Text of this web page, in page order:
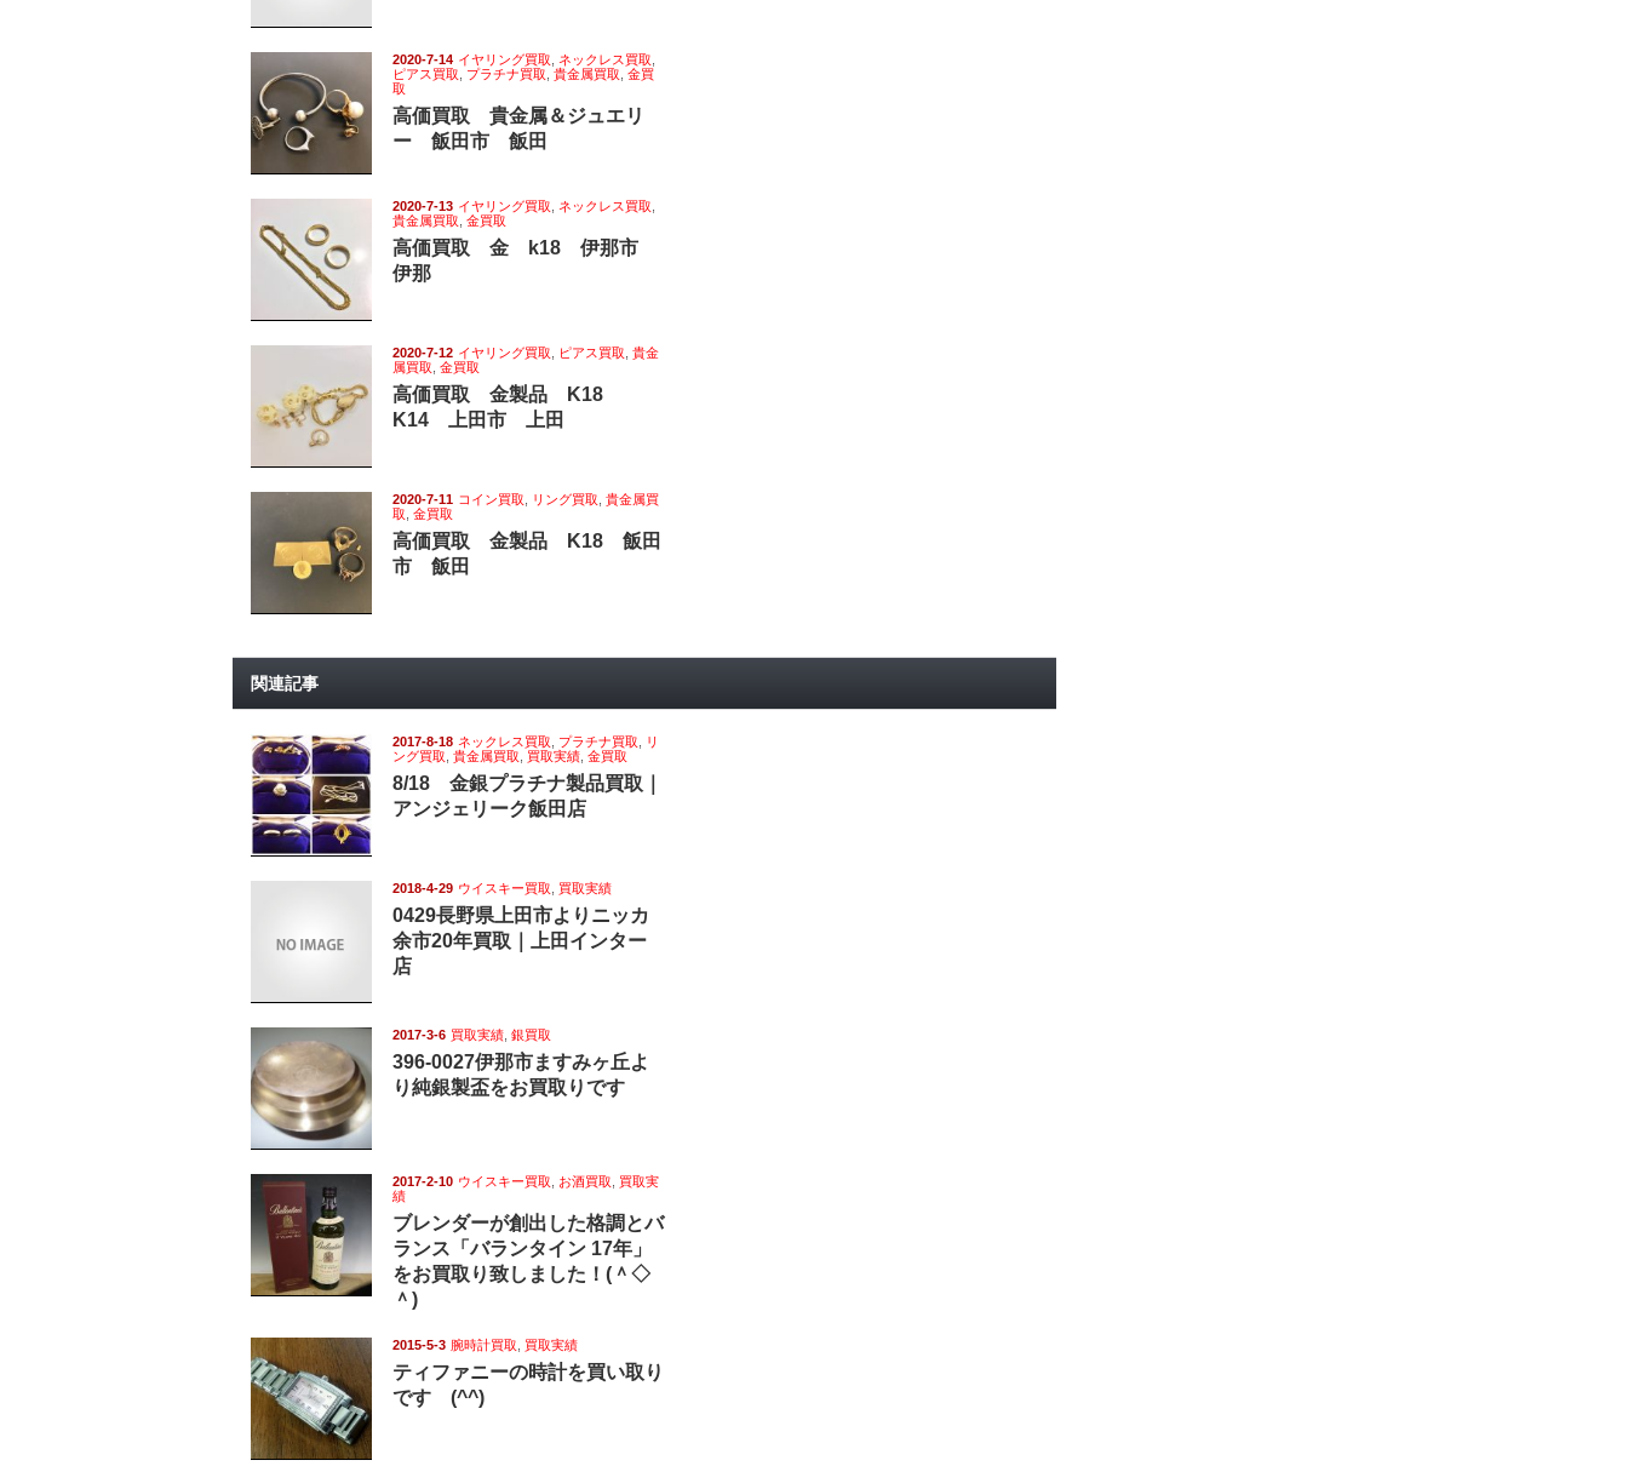
2020-7-14 イヤリング買取 ネックレス買取
ピアス買取
プラチナ買取 貴金属買取 金買
取
高価買取 貴金属＆ジュエリ
ー 飯田市 飯田
2020-7-13 イヤリング買取 ネックレス買取
貴金属買取 金買取
高価買取 金 k18 伊那市
伊那
2020-7-12 イヤリング買取 ピアス買取 貴金
属買取 金買取
高価買取 金製品 K18
K14 上田市 上田
2020-7-11 コイン買取 リング買取 貴金属買
取 金買取
高価買取 金製品 K18 飯田
市 飯田
関連記事
2017-8-18 ネックレス買取 プラチナ買取
リ
ング買取 貴金属買取 買取実績 金買取
8/18 金銀プラチナ製品買取｜
アンジェリーク飯田店
2018-4-29 ウイスキー買取 買取実績
0429長野県上田市よりニッカ
余市20年買取｜上田インター
店
2017-3-6 買取実績 銀買取
396-0027伊那市ますみヶ丘よ
り純銀製盃をお買取りです
2017-2-10 ウイスキー買取 お酒買取
買取実
績
ブレンダーが創出した格調とバ
ランス「バランタイン 17年」
をお買取り致しました！(＾◇
＾)
2015-5-3 腕時計買取 買取実績
ティファニーの時計を買い取り
です (^^)